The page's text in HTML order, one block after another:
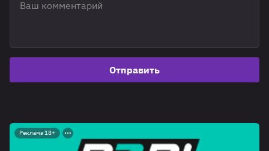
Отправить
Реклама 18+